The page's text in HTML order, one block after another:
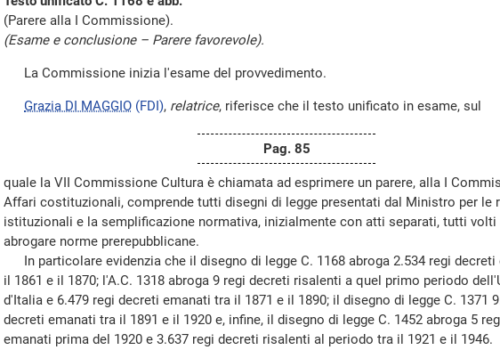
(Parere alla I Commissione).
(Esame e conclusione – Parere favorevole).
La Commissione inizia l'esame del provvedimento.
Grazia DI MAGGIO (FDI), relatrice, riferisce che il testo unificato in esame, sul
Pag. 85
quale la VII Commissione Cultura è chiamata ad esprimere un parere, alla I
Affari costituzionali, comprende tutti disegni di legge presentati dal Ministro per le
istituzionali e la semplificazione normativa, inizialmente con atti separati, tutti volti
abrogare norme prerepubblicane.
In particolare evidenzia che il disegno di legge C. 1168 abroga 2.534 regi decreti
il 1861 e il 1870; l'A.C. 1318 abroga 9 regi decreti risalenti a quel primo periodo
d'Italia e 6.479 regi decreti emanati tra il 1871 e il 1890; il disegno di legge C. 1371
decreti emanati tra il 1891 e il 1920 e, infine, il disegno di legge C. 1452 abroga 5
emanati prima del 1920 e 3.637 regi decreti risalenti al periodo tra il 1921 e il 1946.